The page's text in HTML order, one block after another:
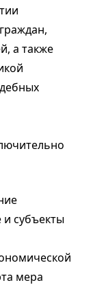
а также
и субъекты
мера